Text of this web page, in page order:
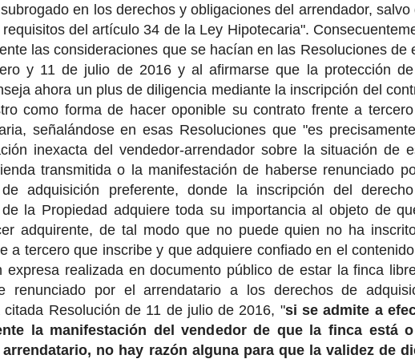
en los derechos y obligaciones del arrendador, salvo
del artículo 34 de la Ley Hipotecaria".
las consideraciones que se hacían en las Resoluciones de
y 11 de julio de 2016 y al afirmarse que la protección
ahora un plus de diligencia mediante la inscripción del
como forma de hacer oponible su contrato frente a tercero
señalándose en esas Resoluciones que "es
inexacta del vendedor-arrendador sobre la situación de
transmitida o la manifestación de haberse renunciado
adquisición preferente, donde la inscripción del
la Propiedad adquiere toda su importancia al objeto de
adquirente, de tal modo que no puede quien no ha
a tercero que inscribe y que adquiere confiado en el contenido
expresa realizada en documento público de estar la finca
renunciado por el arrendatario a los derechos de
Resolución de 11 de julio de 2016, "si se admite a
la manifestación del vendedor de que la finca está
no hay razón alguna para que la validez de